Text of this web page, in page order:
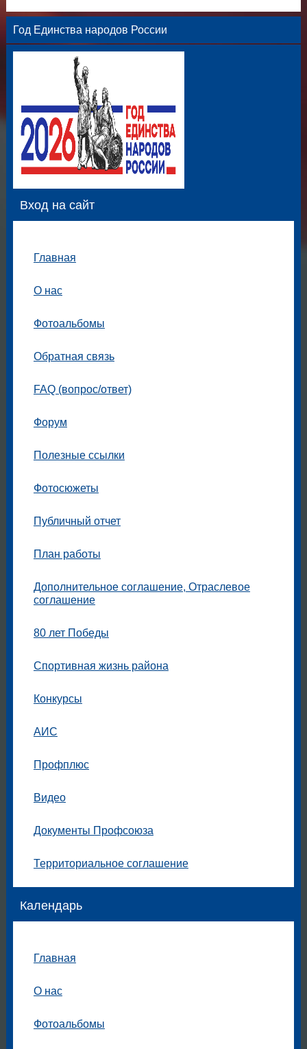
Год Единства народов России
Вход на сайт
Главная
О нас
Фотоальбомы
Обратная связь
FAQ (вопрос/ответ)
Форум
Полезные ссылки
Фотосюжеты
Публичный отчет
План работы
Дополнительное соглашение, Отраслевое
соглашение
80 лет Победы
Спортивная жизнь района
Конкурсы
АИС
Профплюс
Видео
Документы Профсоюза
Территориальное соглашение
Календарь
Главная
О нас
Фотоальбомы